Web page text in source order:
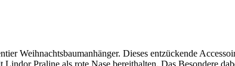
Weihnachtsbaumanhänger. Dieses entzückende
Praline als rote Nase bereithalten. Das Besondere